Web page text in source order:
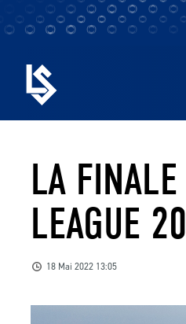
LA FINALE
LEAGUE
18 Mai 2022 13:05